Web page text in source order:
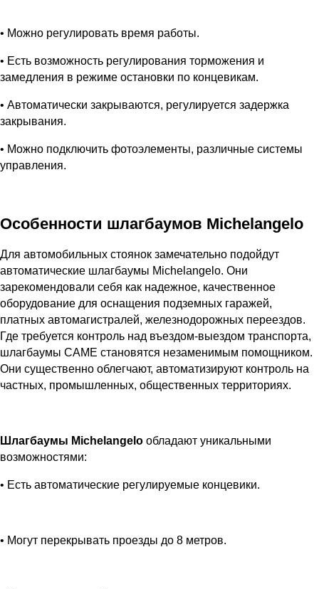
• Можно регулировать время работы.
• Есть возможность регулирования торможения и
замедления в режиме остановки по концевикам.
• Автоматически закрываются, регулируется задержка
закрывания.
• Можно подключить фотоэлементы, различные системы
управления.
Особенности шлагбаумов Michelangelo
Для автомобильных стоянок замечательно подойдут
автоматические шлагбаумы Michelangelo. Они
зарекомендовали себя как надежное, качественное
оборудование для оснащения подземных гаражей,
платных автомагистралей, железнодорожных переездов.
Где требуется контроль над въездом-выездом транспорта,
шлагбаумы САМЕ становятся незаменимым помощником.
Они существенно облегчают, автоматизируют контроль на
частных, промышленных, общественных территориях.
Шлагбаумы Michelangelo обладают уникальными
возможностями:
• Есть автоматические регулируемые концевики.
• Могут перекрывать проезды до 8 метров.